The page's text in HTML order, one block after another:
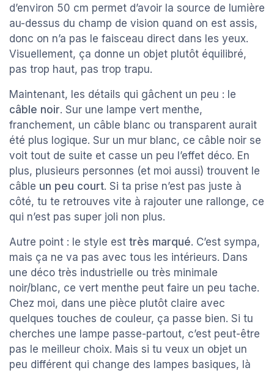
d’environ 50 cm permet d’avoir la source de lumière
au-dessus du champ de vision quand on est assis,
donc on n’a pas le faisceau direct dans les yeux.
Visuellement, ça donne un objet plutôt équilibré,
pas trop haut, pas trop trapu.
Maintenant, les détails qui gâchent un peu : le
câble noir. Sur une lampe vert menthe,
franchement, un câble blanc ou transparent aurait
été plus logique. Sur un mur blanc, ce câble noir se
voit tout de suite et casse un peu l’effet déco. En
plus, plusieurs personnes (et moi aussi) trouvent le
câble un peu court. Si ta prise n’est pas juste à
côté, tu te retrouves vite à rajouter une rallonge, ce
qui n’est pas super joli non plus.
Autre point : le style est très marqué. C’est sympa,
mais ça ne va pas avec tous les intérieurs. Dans
une déco très industrielle ou très minimale
noir/blanc, ce vert menthe peut faire un peu tache.
Chez moi, dans une pièce plutôt claire avec
quelques touches de couleur, ça passe bien. Si tu
cherches une lampe passe-partout, c’est peut-être
pas le meilleur choix. Mais si tu veux un objet un
peu différent qui change des lampes basiques, là